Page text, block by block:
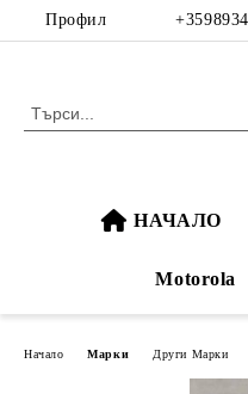
Профил
НАЧАЛО
Motorola
Начало Марки Други Марки